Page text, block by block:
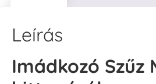
Leírás
Imádkozó